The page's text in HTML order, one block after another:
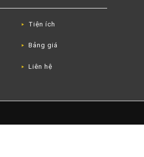
Tiện ích
Bảng giá
Liên hệ